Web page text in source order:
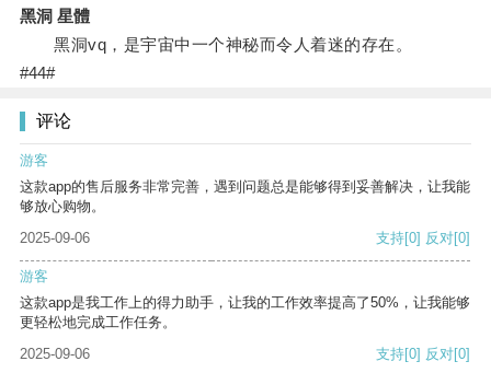
黑洞 星體
黑洞vq，是宇宙中一个神秘而令人着迷的存在。
#44#
评论
游客
这款app的售后服务非常完善，遇到问题总是能够得到妥善解决，让我能
够放心购物。
2025-09-06
支持[0] 反对[0]
游客
这款app是我工作上的得力助手，让我的工作效率提高了50%，让我能够
更轻松地完成工作任务。
2025-09-06
支持[0] 反对[0]